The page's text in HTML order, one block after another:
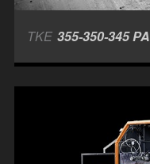
TKE 355-350-345 PA